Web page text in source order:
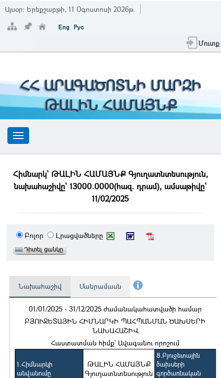
Այսօր: Երեքշաբթի, 11 Օգոստոսի 2026թ.
Մուտք
ՀՀ ԱՐԱԳԱԾՈՏՆԻ ՄԱՐԶԻ
ԹԱԼԻՆ ՀԱՄԱՅՆՔ
Հիմնարկ` ԹԱԼԻՆ ՀԱՄԱՅՆՔ Գյուղատնտեսություն,
նախահաշիվը` 13000.0000(հազ. դրամ), ամսաթիվը`
11/02/2025
Բոլոր Լրացվածները
Նախահաշիվ Մանրամասն
01/01/2025 - 31/12/2025 ժամանակահատվածի համար
ԲՅՈՒՋԵՏԱՅԻՆ ՀԻՄՆԱՐԿԻ ՊԱՀՊԱՆՄԱՆ ԾԱԽՍԵՐԻ
ՆԱԽԱՀԱՇԻՎ
Հաստատման հիմք` Ավագանու որոշում
1.Հիմնարկի
անվանումը
ԹԱԼԻՆ ՀԱՄԱՅՆՔ
Գյուղատնտեսություն
8.Բյուջետային
ծախսերի
գործառնական